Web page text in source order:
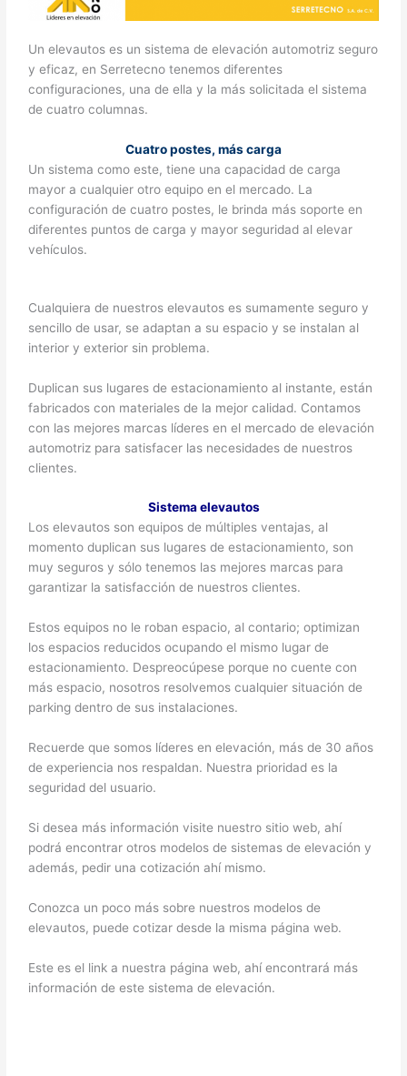
Un elevautos es un sistema de elevación automotriz seguro
y eficaz, en Serretecno tenemos diferentes
configuraciones, una de ella y la más solicitada el sistema
de cuatro columnas.
Cuatro postes, más carga
Un sistema como este, tiene una capacidad de carga
mayor a cualquier otro equipo en el mercado. La
configuración de cuatro postes, le brinda más soporte en
diferentes puntos de carga y mayor seguridad al elevar
vehículos.
Cualquiera de nuestros elevautos es sumamente seguro y
sencillo de usar, se adaptan a su espacio y se instalan al
interior y exterior sin problema.
Duplican sus lugares de estacionamiento al instante, están
fabricados con materiales de la mejor calidad. Contamos
con las mejores marcas líderes en el mercado de elevación
automotriz para satisfacer las necesidades de nuestros
clientes.
Sistema elevautos
Los elevautos son equipos de múltiples ventajas, al
momento duplican sus lugares de estacionamiento, son
muy seguros y sólo tenemos las mejores marcas para
garantizar la satisfacción de nuestros clientes.
Estos equipos no le roban espacio, al contario; optimizan
los espacios reducidos ocupando el mismo lugar de
estacionamiento. Despreocúpese porque no cuente con
más espacio, nosotros resolvemos cualquier situación de
parking dentro de sus instalaciones.
Recuerde que somos líderes en elevación, más de 30 años
de experiencia nos respaldan. Nuestra prioridad es la
seguridad del usuario.
Si desea más información visite nuestro sitio web, ahí
podrá encontrar otros modelos de sistemas de elevación y
además, pedir una cotización ahí mismo.
Conozca un poco más sobre nuestros modelos de
elevautos, puede cotizar desde la misma página web.
Este es el link a nuestra página web, ahí encontrará más
información de este sistema de elevación.